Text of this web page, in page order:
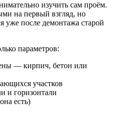
изучить сам проём.
на первый взгляд, но
уже после демонтажа старой
параметров:
— кирпич, бетон или
участков
и горизонтали
есть)